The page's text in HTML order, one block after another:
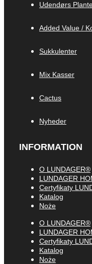
Udendørs
Added Value /
Sukkulenter
Mix Kasser
Cactus
Nyheder
INFORMATION
O LUNDAGER®
LUNDAGER
Certyfikaty
Katalog
Noże
O LUNDAGER®
LUNDAGER
Certyfikaty
Katalog
Noże